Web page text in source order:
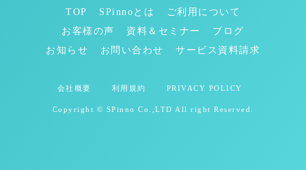
TOP SPinnoとは
ご利用について
お客様の声
資料＆セミナー
ブログ
お知らせ
お問い合わせ サービス資料請求
会社概要 利用規約 PRIVACY POLICY
Copyright © SPinno Co.,LTD All right Reserved.